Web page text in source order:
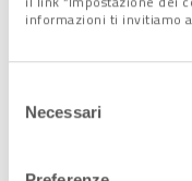
informazioni ti invitiamo
delNecessari
meno di 9 mila al
». A prevalere è
maggio ha raggiunto il
Per quanto riguarda l’